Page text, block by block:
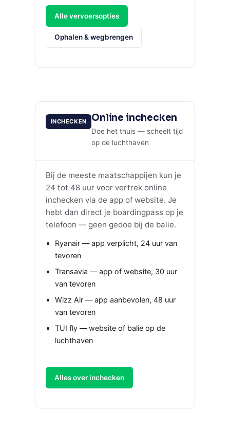
Alle vervoersopties
Ophalen & wegbrengen
INCHECKEN Online inchecken
Doe het thuis — scheelt tijd
op de luchthaven
Bij de meeste maatschappijen kun je
24 tot 48 uur voor vertrek online
inchecken via de app of website. Je
hebt dan direct je boardingpass op je
telefoon — geen gedoe bij de balie.
Ryanair — app verplicht, 24 uur van
tevoren
Transavia — app of website, 30 uur
van tevoren
Wizz Air — app aanbevolen, 48 uur
van tevoren
TUI fly — website of balie op de
luchthaven
Alles over inchecken